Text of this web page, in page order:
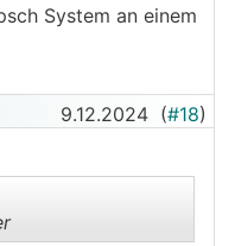
System an einem
9.12.2024 (#18)